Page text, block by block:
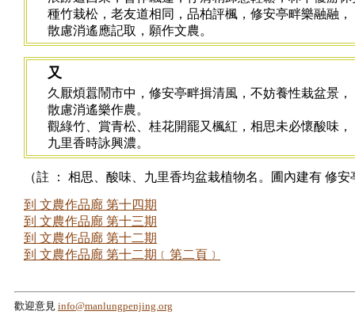
種竹栽松，老友道相同，品柏評楓，修安亭畔樂融融，
散慮消遙應記取，願作文農。
又
久厭煩囂鬧市中，修安亭畔揖清風，不妨養性栽盆景，
散慮消遙樂作農。
觀綠竹、賞青松、桂花開罷又楓紅，相思未必懷酸味，
九里香時詠興濃。
（註 ： 相思、酸味、九里香均盆栽植物名。圃內建有 修
到 文農作品廊 第十四期
到 文農作品廊 第十三期
到 文農作品廊 第十二期
到 文農作品廊 第十二期﹝第二頁﹞
歡迎意見 info@manlungpenjing.org